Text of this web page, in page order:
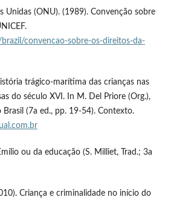
Unidas (ONU). (1989). Convenção sobre
convencao-sobre-os-direitos-da-
trágico-marítima das crianças nas
do século XVI. In M. Del Priore (Org.),
Brasil (7a ed., pp. 19-54). Contexto.
ou da educação (S. Milliet, Trad.; 3a
Criança e criminalidade no início do